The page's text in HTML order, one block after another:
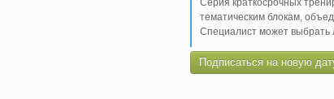
Серия краткосрочных
тематическим блокам,
Специалист может выбрать
Подписаться на новую